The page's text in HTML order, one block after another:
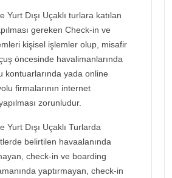
Yurt Dışı Uçaklı turlara katılan
gereken Check-in ve
kişisel işlemler olup, misafir
öncesinde havalimanlarında
kontuarlarında yada online
firmalarının internet
zorunludur.
Yurt Dışı Uçaklı Turlarda
belirtilen havaalanında
check-in ve boarding
yaptırmayan, check-in